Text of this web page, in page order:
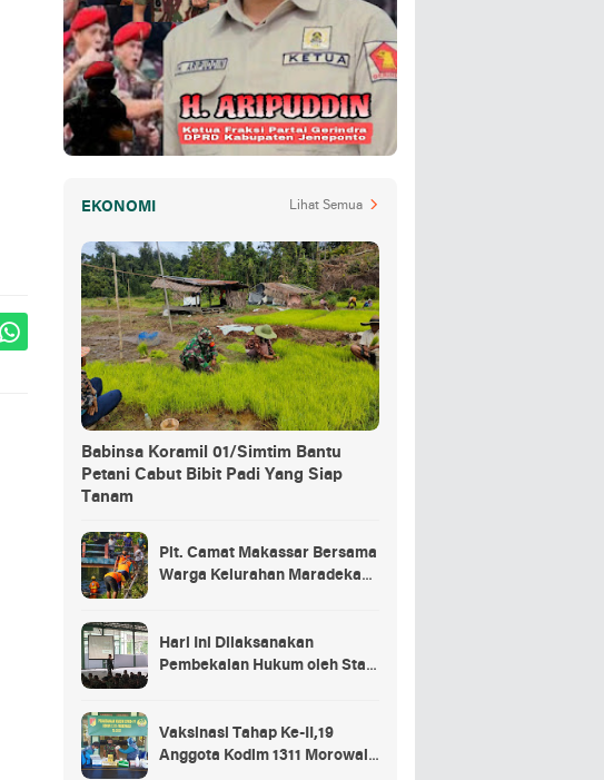
EKONOMI Lihat Semua
Babinsa Koramil 01/Simtim Bantu
Petani Cabut Bibit Padi Yang Siap
Tanam
Plt. Camat Makassar Bersama
Warga Kelurahan Maradekaya
Hari Ini Dilaksanakan
Pembekalan Hukum oleh Staf
Kostrad
Vaksinasi Tahap Ke-II,19
Anggota Kodim 1311 Morowali